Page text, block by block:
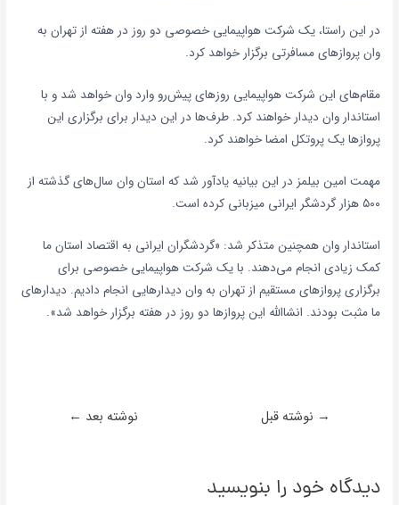
در این راستا، یک شرکت هواپیمایی خصوصی دو روز در هفته از تهران به
وان پروازهای مسافرتی برگزار خواهد کرد.
مقام‌های این شرکت هواپیمایی روزهای پیش‌رو وارد وان خواهد شد و با
استاندار وان دیدار خواهند کرد. طرف‌ها در این دیدار برای برگزاری این
پروازها یک پروتکل امضا خواهند کرد.
مهمت امین بیلمز در این بیانیه یادآور شد که استان وان سال‌های گذشته از
۵۰۰ هزار گردشگر ایرانی میزبانی کرده است.
استاندار وان همچنین متذکر شد: «گردشگران ایرانی به اقتصاد استان ما
کمک زیادی انجام می‌دهند. با یک شرکت هواپیمایی خصوصی برای
برگزاری پروازهای مستقیم از تهران به وان دیدارهایی انجام دادیم. دیدارهای
ما مثبت بودند. انشاالله این پروازها دو روز در هفته برگزار خواهد شد».
→ نوشته قبل نوشته بعد ←
دیدگاه‌ خود را بنویسید